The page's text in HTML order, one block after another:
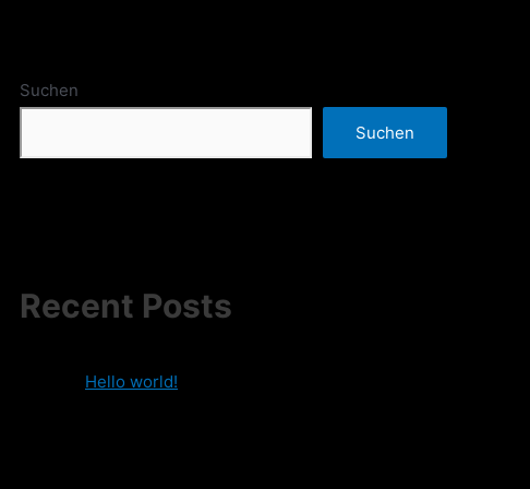
Suchen
Suchen
Recent Posts
Hello world!